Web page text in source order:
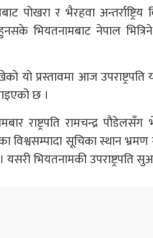
पोखरा र भैरहवा
भियतनामबाट नेपाल
यो प्रस्तावमा आज
छ ।
राष्ट्रपति रामचन्द्र
विश्वसम्पादा सूचिका स्थान
भियतनामकी उपराष्ट्रपति